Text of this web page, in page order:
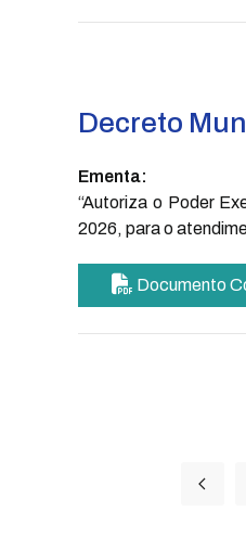
Decreto
Ementa:
“Autoriza o Poder
2026, para o
Documento